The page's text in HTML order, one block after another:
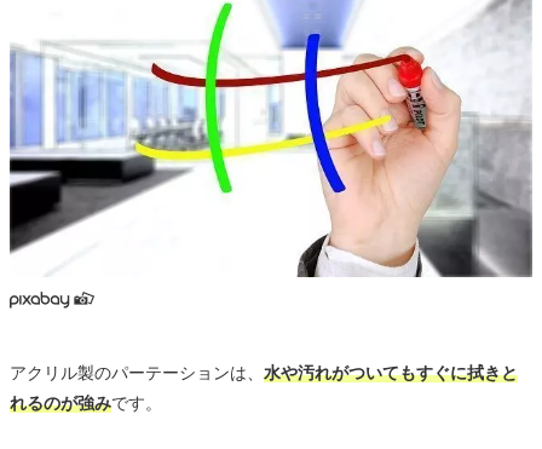
アクリル製のパーテーションは、 水や汚れがついてもすぐに拭きと
れるのが強みです。